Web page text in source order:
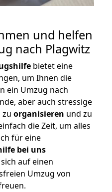
und helfen
nach Plagwitz
bietet eine
um Ihnen die
ein Umzug nach
aber auch stressige
zu organisieren und zu
die Zeit, um alles
für eine
bei uns
auf einen
Umzug von